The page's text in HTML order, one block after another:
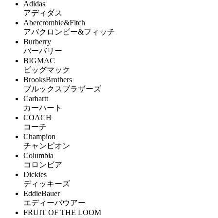
Adidas
アディダス
Abercrombie&Fitch
アバクロンビー&フィッチ
Burberry
バーバリー
BIGMAC
ビッグマック
BrooksBrothers
ブルックスブラザーズ
Carhartt
カーハート
COACH
コーチ
Champion
チャンピオン
Columbia
コロンビア
Dickies
ディッキーズ
EddieBauer
エディーバウアー
FRUIT OF THE LOOM